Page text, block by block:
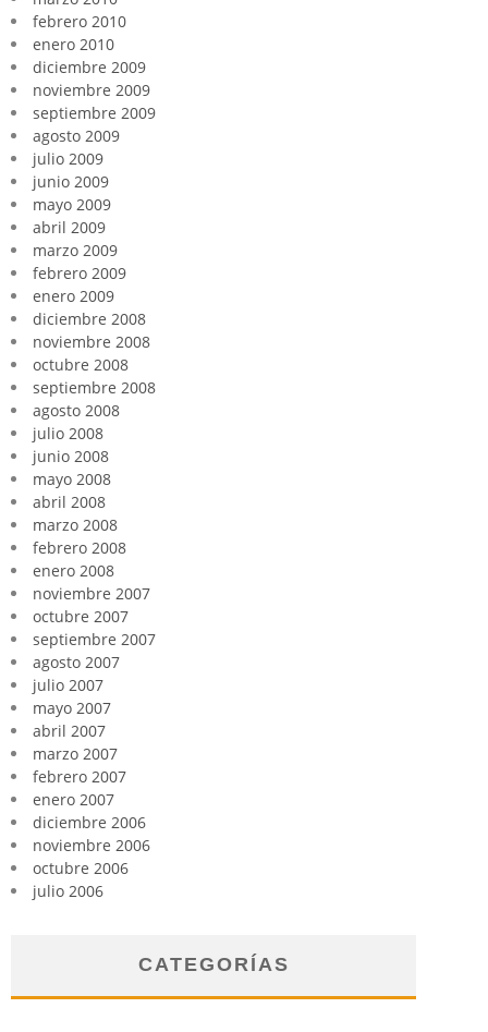
febrero 2010
enero 2010
diciembre 2009
noviembre 2009
septiembre 2009
agosto 2009
julio 2009
junio 2009
mayo 2009
abril 2009
marzo 2009
febrero 2009
enero 2009
diciembre 2008
noviembre 2008
octubre 2008
septiembre 2008
agosto 2008
julio 2008
junio 2008
mayo 2008
abril 2008
marzo 2008
febrero 2008
enero 2008
noviembre 2007
octubre 2007
septiembre 2007
agosto 2007
julio 2007
mayo 2007
abril 2007
marzo 2007
febrero 2007
enero 2007
diciembre 2006
noviembre 2006
octubre 2006
julio 2006
CATEGORÍAS